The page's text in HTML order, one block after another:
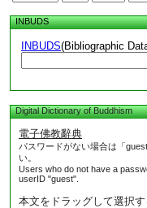
INBUDS
INBUDS(Bibliographic
Digital Dictionary of Buddhism
電子佛教辭典
パスワードがない場合は「
い。
Users who do not have a
userID "guest".
本文をドラッグして選択